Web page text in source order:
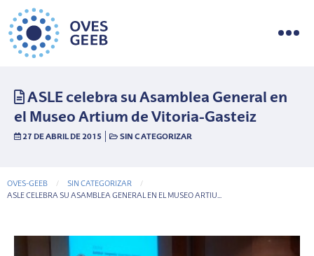
ASLE celebra su Asamblea General en
el Museo Artium de Vitoria-Gasteiz
27 DE ABRIL DE 2015 SIN CATEGORIZAR
OVES-GEEB
SIN CATEGORIZAR
CURRENT-PAGE
ASLE CELEBRA SU ASAMBLEA GENERAL EN EL MUSEO ARTIU...